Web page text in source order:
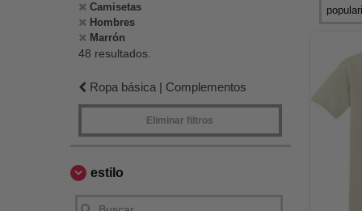
Camisetas
Hombres
Marrón
48 resultados.
Ropa básica | Complementos
Eliminar filtros
estilo